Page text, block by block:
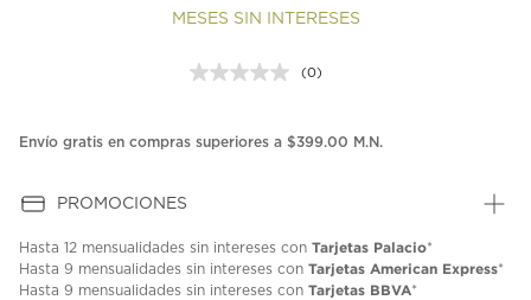
MESES SIN INTERESES
Sin
en
(0)
Envío gratis en compras superiores a $399.00 M.N.
PROMOCIONES
Hasta 12 mensualidades sin intereses con Tarjetas Palacio*
Hasta 9 mensualidades sin intereses con Tarjetas American Express*
Hasta 9 mensualidades sin intereses con Tarjetas BBVA*